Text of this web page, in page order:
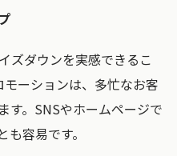
ズダウンを実感できるこ
ーションは、多忙なお客
す。SNSやホームページで
容易です。